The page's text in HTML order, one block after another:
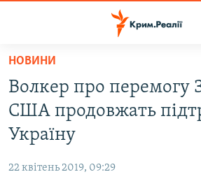
Перейти
основного
матеріалу
Перейти
до
основної
ВОДА.КРИМ
ВІДЕО ТА ФОТО
БЛОГИ
НОВИНИ
Волкер про перемогу
США продовжать
Україну
22 квітень 2019, 09:29